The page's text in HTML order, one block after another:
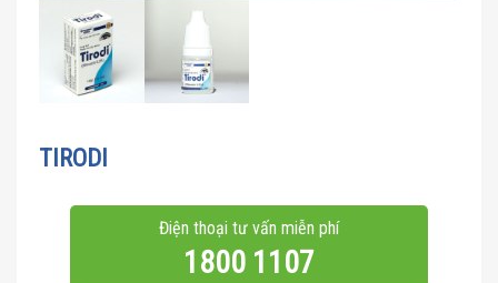
TIRODI
Điện thoại tư vấn miễn phí
1800 1107